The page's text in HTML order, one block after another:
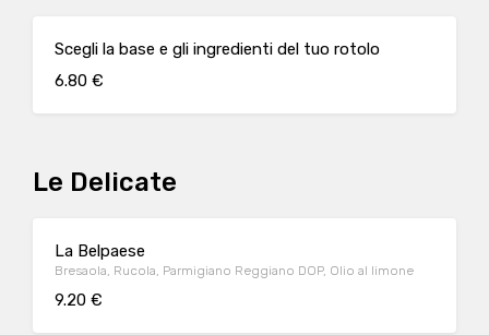
Scegli la base e gli ingredienti del tuo rotolo
6.80 €
Le Delicate
La Belpaese
Bresaola, Rucola, Parmigiano Reggiano DOP, Olio al limone
9.20 €